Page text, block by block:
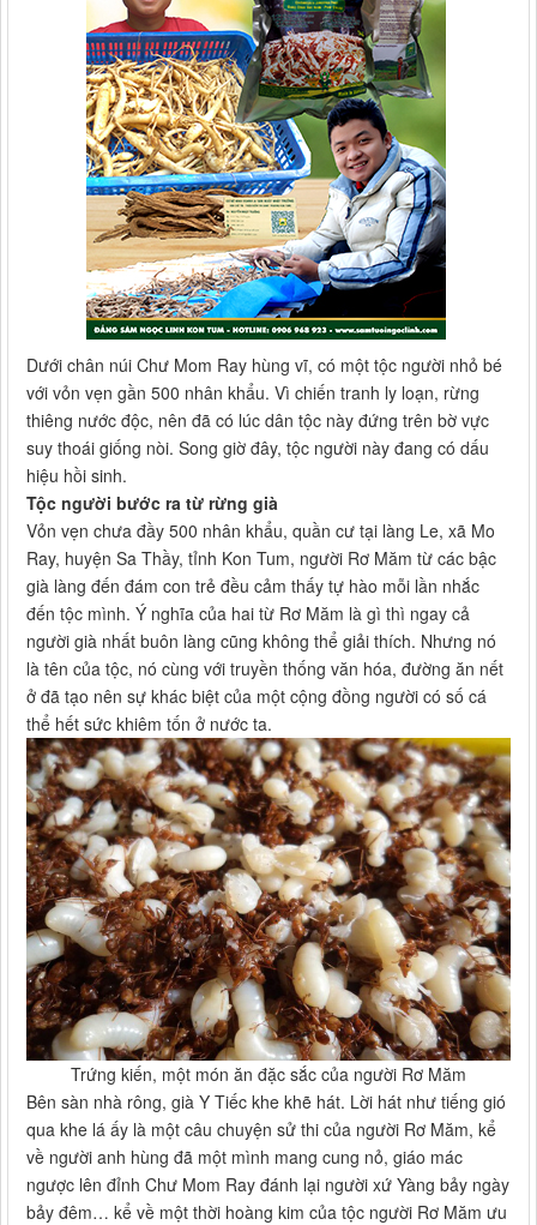
Dưới chân núi Chư Mom Ray hùng vĩ, có một tộc người nhỏ bé
với vỏn vẹn gần 500 nhân khẩu. Vì chiến tranh ly loạn, rừng
thiêng nước độc, nên đã có lúc dân tộc này đứng trên bờ vực
suy thoái giống nòi. Song giờ đây, tộc người này đang có dấu
hiệu hồi sinh.
Tộc người bước ra từ rừng già
Vỏn vẹn chưa đầy 500 nhân khẩu, quần cư tại làng Le, xã Mo
Ray, huyện Sa Thầy, tỉnh Kon Tum, người Rơ Măm từ các bậc
già làng đến đám con trẻ đều cảm thấy tự hào mỗi lần nhắc
đến tộc mình. Ý nghĩa của hai từ Rơ Măm là gì thì ngay cả
người già nhất buôn làng cũng không thể giải thích. Nhưng nó
là tên của tộc, nó cùng với truyền thống văn hóa, đường ăn nết
ở đã tạo nên sự khác biệt của một cộng đồng người có số cá
thể hết sức khiêm tốn ở nước ta.
Trứng kiến, một món ăn đặc sắc của người Rơ Măm
Bên sàn nhà rông, già Y Tiếc khe khẽ hát. Lời hát như tiếng gió
qua khe lá ấy là một câu chuyện sử thi của người Rơ Măm, kể
về người anh hùng đã một mình mang cung nỏ, giáo mác
ngược lên đỉnh Chư Mom Ray đánh lại người xứ Yàng bảy ngày
bảy đêm… kể về một thời hoàng kim của tộc người Rơ Măm ưu